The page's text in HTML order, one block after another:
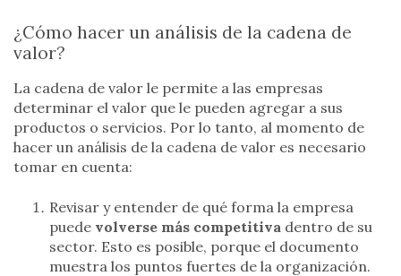
¿Cómo hacer un análisis de la cadena de
valor?
La cadena de valor le permite a las empresas
determinar el valor que le pueden agregar a sus
productos o servicios. Por lo tanto, al momento de
hacer un análisis de la cadena de valor es necesario
tomar en cuenta:
Revisar y entender de qué forma la empresa
puede volverse más competitiva dentro de su
sector. Esto es posible, porque el documento
muestra los puntos fuertes de la organización.